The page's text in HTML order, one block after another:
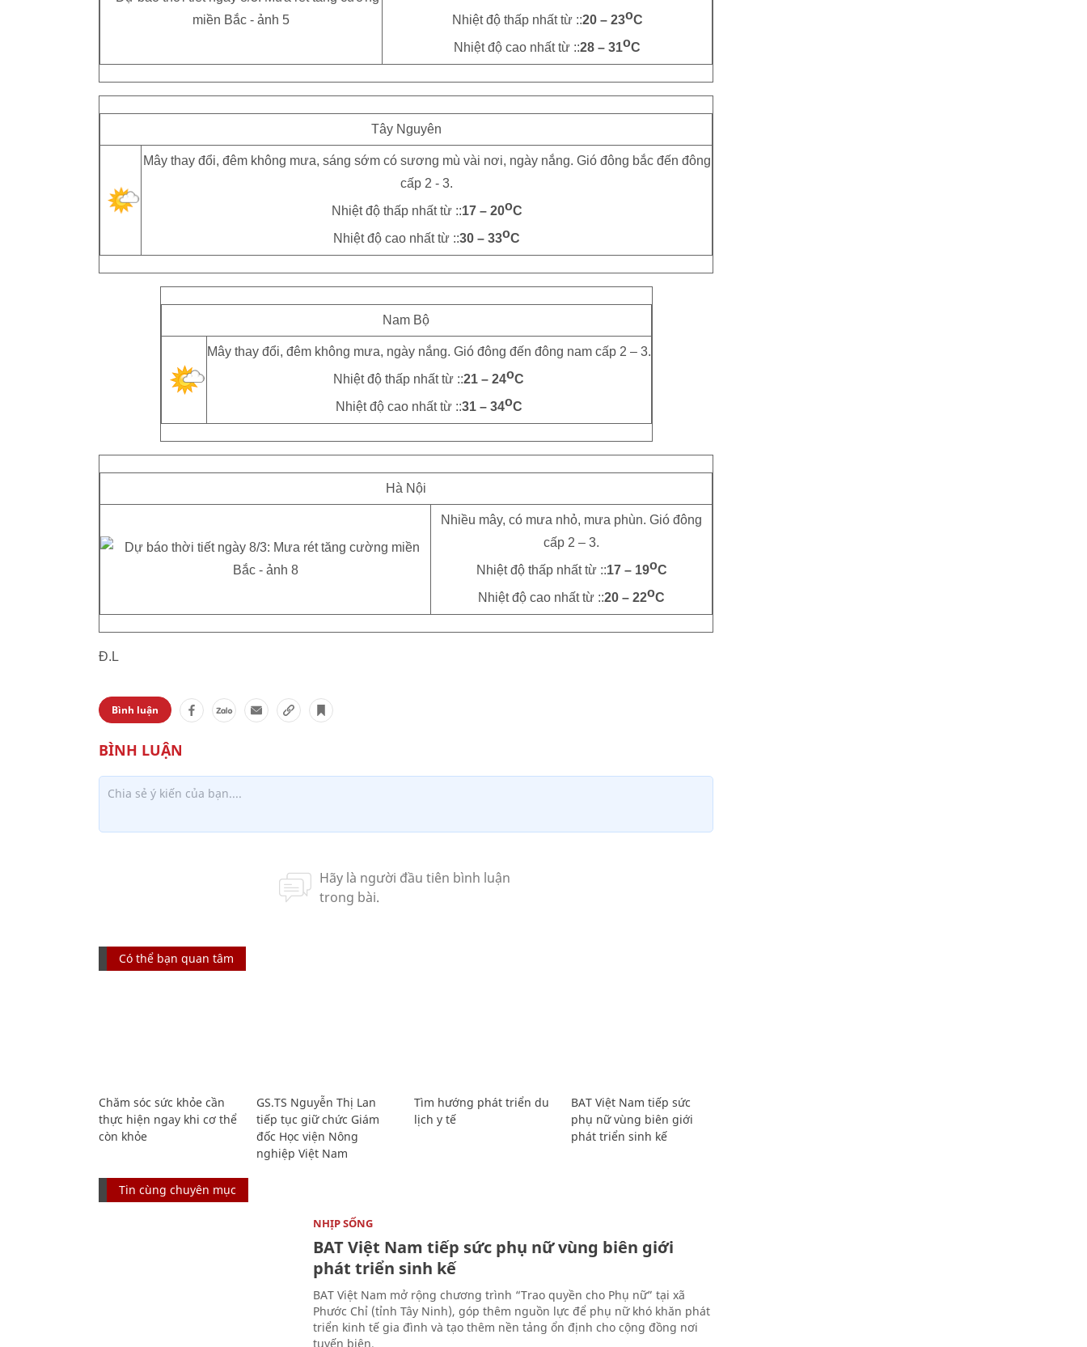
Nhiệt độ thấp nhất từ ::20 – 23oC
Nhiệt độ cao nhất từ ::28 – 31oC
Tây Nguyên
Mây thay đổi, đêm không mưa, sáng sớm có sương mù vài nơi, ngày nắng. Gió đông bắc đến đông
cấp 2 - 3.
Nhiệt độ thấp nhất từ ::17 – 20oC
Nhiệt độ cao nhất từ ::30 – 33oC
Nam Bộ
Mây thay đổi, đêm không mưa, ngày nắng. Gió đông đến đông nam cấp 2 – 3.
Nhiệt độ thấp nhất từ ::21 – 24oC
Nhiệt độ cao nhất từ ::31 – 34oC
Hà Nội
Nhiều mây, có mưa nhỏ, mưa phùn. Gió đông
cấp 2 – 3.
Nhiệt độ thấp nhất từ ::17 – 19oC
Nhiệt độ cao nhất từ ::20 – 22oC
Đ.L
Bình luận
Có thể bạn quan tâm
Chăm sóc sức khỏe cần
thực hiện ngay khi cơ thể
còn khỏe
GS.TS Nguyễn Thị Lan
tiếp tục giữ chức Giám
đốc Học viện Nông
nghiệp Việt Nam
Tìm hướng phát triển du
lịch y tế
BAT Việt Nam tiếp sức
phụ nữ vùng biên giới
phát triển sinh kế
Tin cùng chuyên mục
NHỊP SỐNG
BAT Việt Nam tiếp sức phụ nữ vùng biên giới
phát triển sinh kế
BAT Việt Nam mở rộng chương trình “Trao quyền cho Phụ nữ” tại xã
Phước Chỉ (tỉnh Tây Ninh), góp thêm nguồn lực để phụ nữ khó khăn phát
triển kinh tế gia đình và tạo thêm nền tảng ổn định cho cộng đồng nơi
tuyến biên.